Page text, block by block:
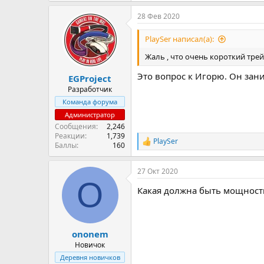
EGProject
Разработчик
Команда форума
Администратор
Сообщения
2,246
Реакции
1,739
Баллы
160
28 Фев 2020
PlaySer написал(а):
Жаль , что очень короткий
Это вопрос к Игорю. Он
Р
е
а
к
и
PlaySer
O
ononem
Новичок
Деревня новичков
27 Окт 2020
Какая должна быть